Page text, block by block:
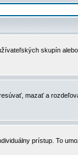
skupín
mazať a
prístup. To